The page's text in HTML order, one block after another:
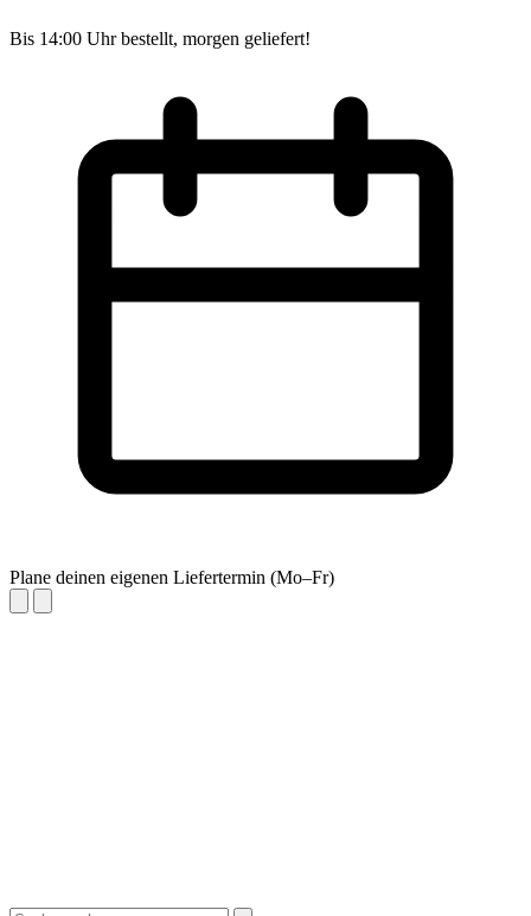
Bis 14:00 Uhr bestellt, morgen geliefert!
Plane deinen eigenen Liefertermin (Mo–Fr)